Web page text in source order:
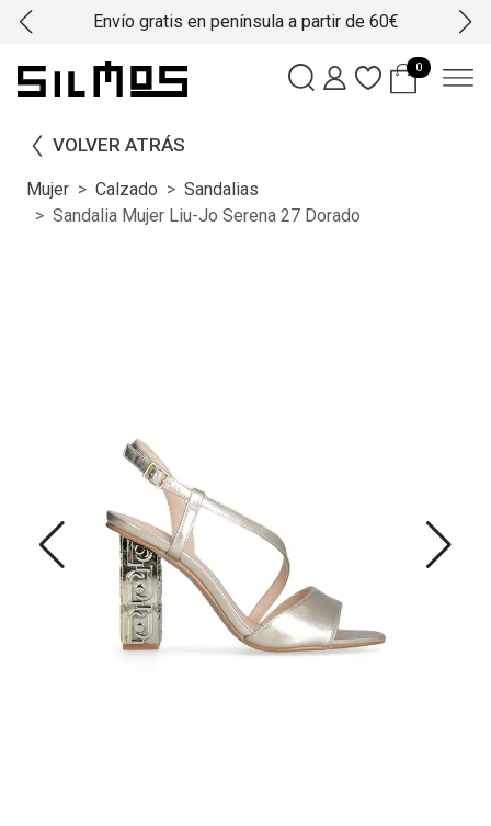
Envío gratis en península a partir de 60€
0
VOLVER ATRÁS
Mujer Calzado
Sandalias
Sandalia Mujer Liu-Jo Serena 27 Dorado